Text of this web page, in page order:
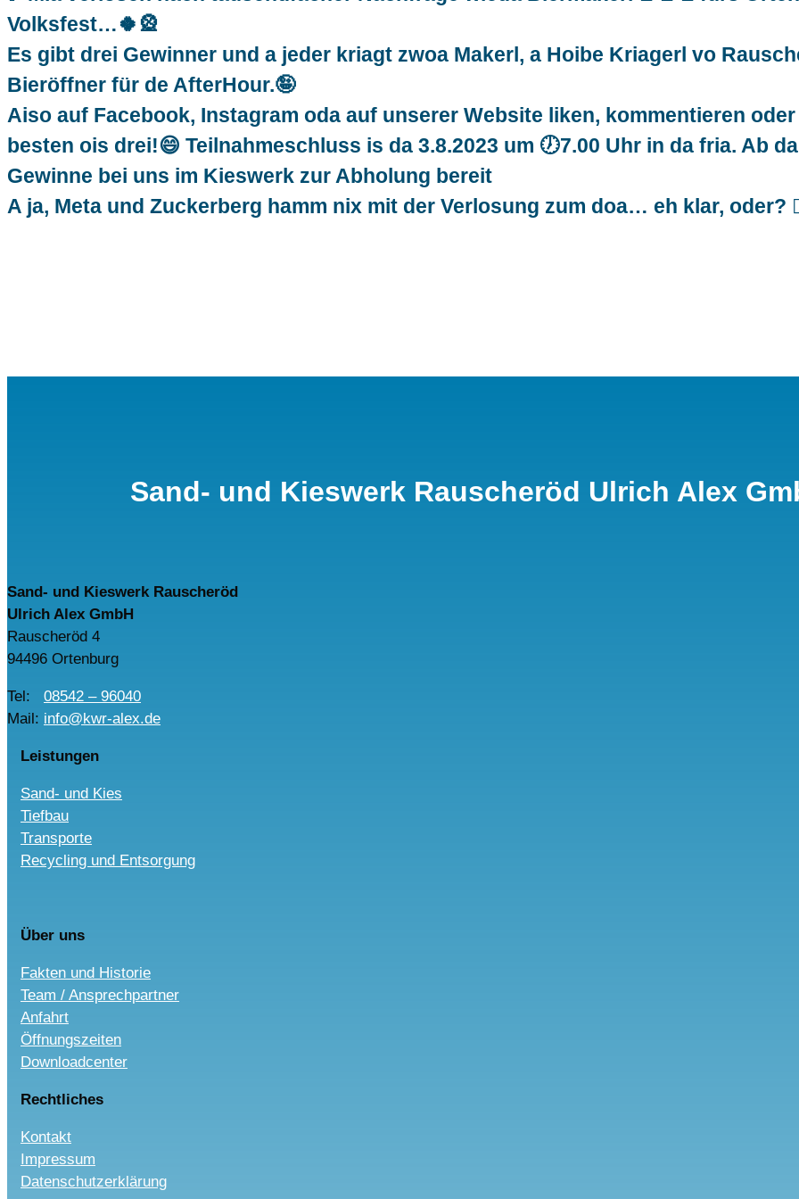
Volksfest…🍀🎡
Es gibt drei Gewinner und a jeder kriagt zwoa Makerl, a Hoibe Kriagerl vo
Bieröffner für de AfterHour.🤪
Aiso auf Facebook, Instagram oda auf unserer Website liken, kommentieren
besten ois drei!😄 Teilnahmeschluss is da 3.8.2023 um 🕖7.00 Uhr in da fria. Ab
Gewinne bei uns im Kieswerk zur Abholung bereit
A ja, Meta und Zuckerberg hamm nix mit der Verlosung zum doa… eh klar, oder?
Sand- und Kieswerk Rauscheröd Ulrich Alex
Sand- und Kieswerk Rauscheröd
Ulrich Alex GmbH
Rauscheröd 4
94496 Ortenburg
Tel: 08542 – 96040
Mail: info@kwr-alex.de
Leistungen
Sand- und Kies
Tiefbau
Transporte
Recycling und Entsorgung
Über uns
Fakten und Historie
Team / Ansprechpartner
Anfahrt
Öffnungszeiten
Downloadcenter
Rechtliches
Kontakt
Impressum
Datenschutzerklärung